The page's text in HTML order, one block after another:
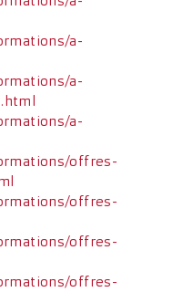
a-
a-
a-
offres-
offres-
offres-
offres-